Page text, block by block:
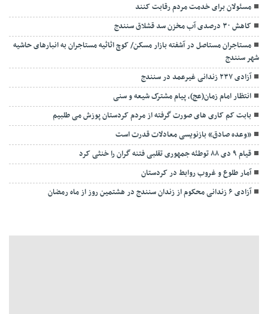
مسئولان برای خدمت مردم رقابت کنند
کاهش ۳۰ درصدی آب مخزن سد قشلاق سنندج
مستاجران مستاصل در آشفته بازار مسکن/ کوچ اثاثیه مستاجران به انبار‌های حاشیه
شهر سنندج
آزادی ۲۳۷ زندانی غیرعمد در سنندج
انتظار امام زمان(عج)، پیام مشترک شیعه و سنی
بابت کم کاری های صورت گرفته از مردم کردستان پوزش می طلبیم
«وعده صادق» بازنویسی معادلات قدرت است
قیام ۹ دی ۸۸ توطئه جمهوری تقلبی فتنه گران را خنثی کرد
آمار طلوع و غروب روابط در کردستان
آزادی ۶ زندانی محکوم از زندان سنندج در هشتمین روز از ماه رمضان